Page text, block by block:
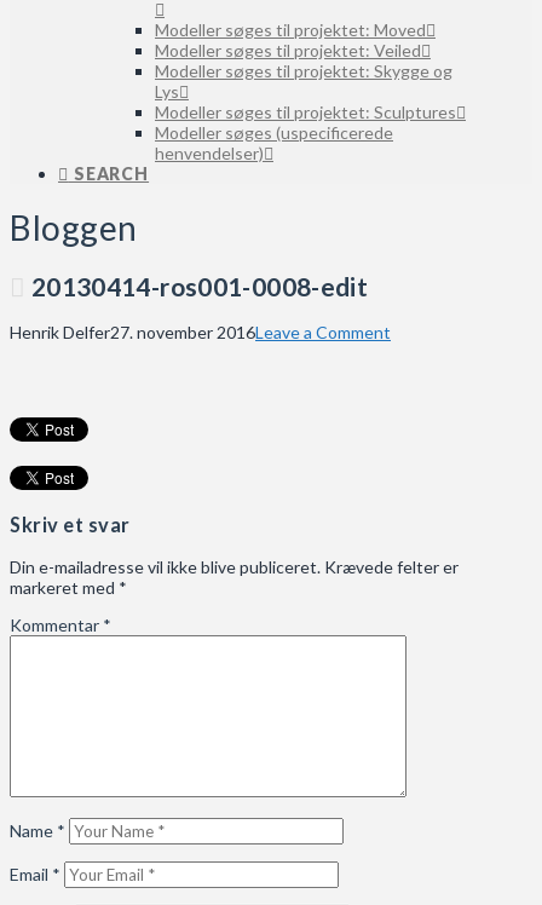
Modeller søges til projektet: Moved
Modeller søges til projektet: Veiled
Modeller søges til projektet: Skygge og
Lys
Modeller søges til projektet: Sculptures
Modeller søges (uspecificerede
henvendelser)
SEARCH
Bloggen
20130414-ros001-0008-edit
Henrik Delfer27. november 2016Leave a Comment
Skriv et svar
Din e-mailadresse vil ikke blive publiceret. Krævede felter er
markeret med *
Kommentar *
Name *
Email *